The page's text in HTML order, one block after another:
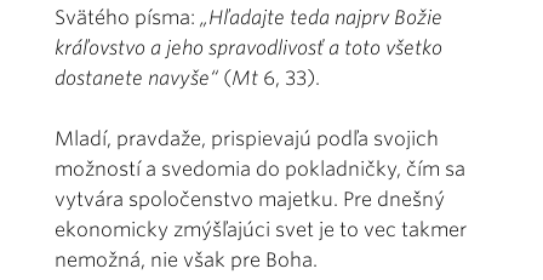
Svätého písma: „Hľadajte teda najprv Božie
kráľovstvo a jeho spravodlivosť a toto všetko
dostanete navyše“ (Mt 6, 33).
Mladí, pravdaže, prispievajú podľa svojich
možností a svedomia do pokladničky, čím sa
vytvára spoločenstvo majetku. Pre dnešný
ekonomicky zmýšľajúci svet je to vec takmer
nemožná, nie však pre Boha.